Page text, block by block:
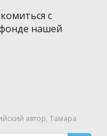
с
нашей
автор,Тамара